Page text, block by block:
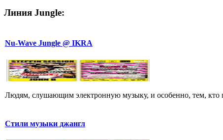
Линия Jungle:
Nu-Wave Jungle @ IKRA
Людям, слушающим электронную музыку, и особенно, тем, кто
Стили музыки джангл